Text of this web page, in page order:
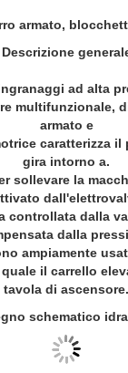
armato,
Descrizione
ad alta
multifunzionale,
armato e
caratterizza il
gira intorno a.
sollevare la
controllata dalla
dalla
ampiamente
il carrello
tavola di ascensore.
schematico